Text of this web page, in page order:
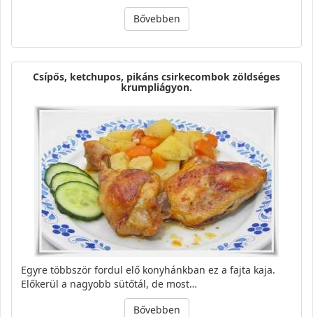
Bővebben
Csípős, ketchupos, pikáns csirkecombok zöldséges
krumpliágyon.
Egyre többször fordul elő konyhánkban ez a fajta kaja.
Előkerül a nagyobb sütőtál, de most…
Bővebben